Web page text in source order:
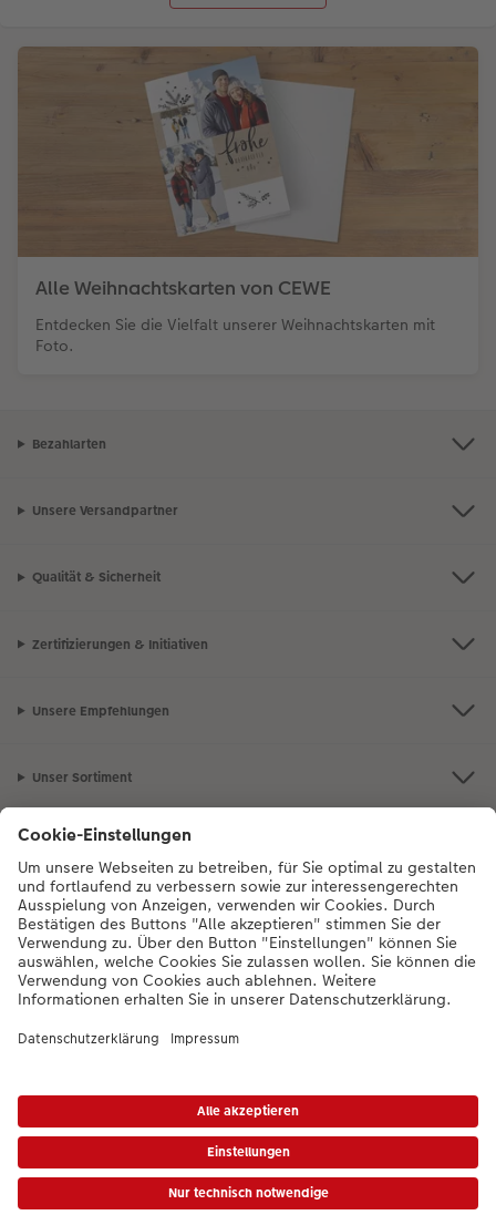
Alle Weihnachtskarten von CEWE
Entdecken Sie die Vielfalt unserer Weihnachtskarten mit
Foto.
Bezahlarten
Unsere Versandpartner
Qualität & Sicherheit
Zertifizierungen & Initiativen
Unsere Empfehlungen
Unser Sortiment
Service
Mehr zum CEWE Fotoservice
Mo. bis Sa.: 8:00 – 20:00 Uhr und So.: 10:00 – 18:00
Uhr
* Die UVP gelten inkl. MwSt. zzgl. Versandkosten (ggf. auch bei Filialabholung) gem.
Preisliste